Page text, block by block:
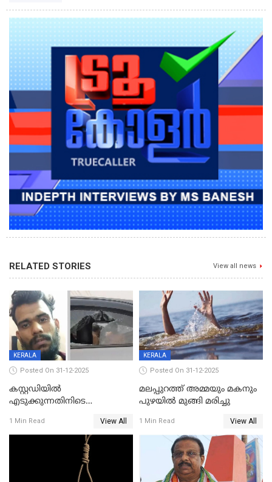
RELATED STORIES View all news
KERALA
Posted On 31-12-2025
കസ്റ്റഡിയിൽ
എടുക്കുന്നതിനിടെ
വധശ്രമക്കേസ് പ്രതി പിടിയിൽ
1 Min Read View All
KERALA
Posted On 31-12-2025
മലപ്പുറത്ത് അമ്മയും മകനും
പുഴയിൽ മുങ്ങി മരിച്ചു
1 Min Read View All